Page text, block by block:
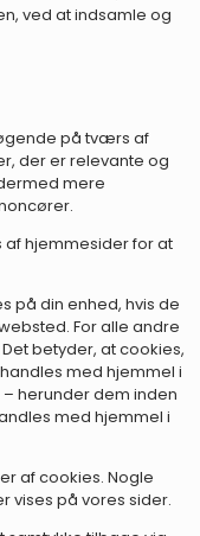
ved at indsamle og
på tværs af
der er relevante og
mere
af hjemmesider for at
på din enhed, hvis de
For alle andre
betyder, at cookies,
med hjemmel i
– herunder dem inden
med hjemmel i
af cookies. Nogle
vises på vores sider.